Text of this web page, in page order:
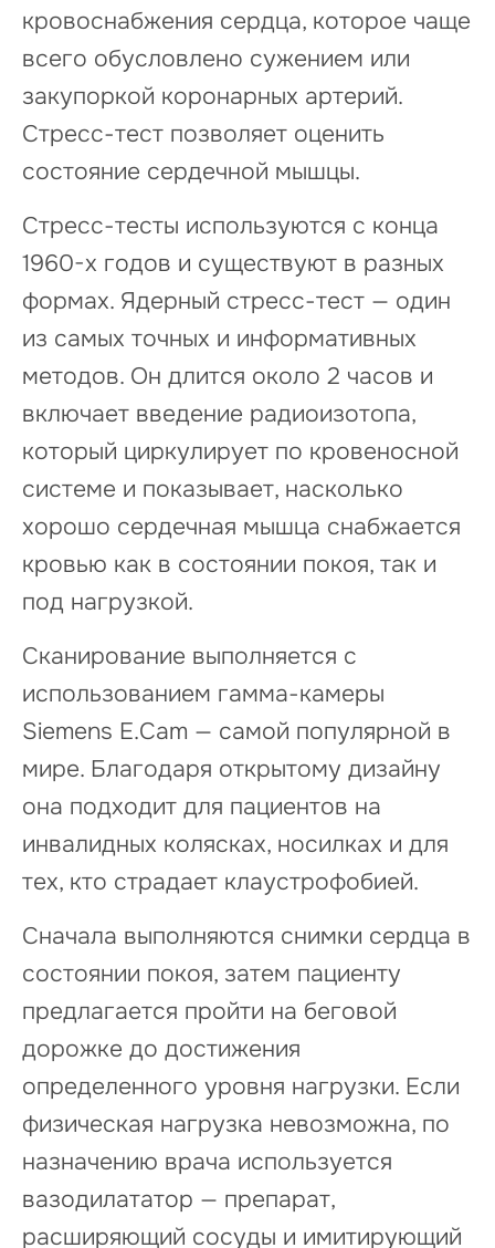
кровоснабжения сердца, которое чаще
всего обусловлено сужением или
закупоркой коронарных артерий.
Стресс-тест позволяет оценить
состояние сердечной мышцы.
Стресс-тесты используются с конца
1960-х годов и существуют в разных
формах. Ядерный стресс-тест — один
из самых точных и информативных
методов. Он длится около 2 часов и
включает введение радиоизотопа,
который циркулирует по кровеносной
системе и показывает, насколько
хорошо сердечная мышца снабжается
кровью как в состоянии покоя, так и
под нагрузкой.
Сканирование выполняется с
использованием гамма-камеры
Siemens E.Cam — самой популярной в
мире. Благодаря открытому дизайну
она подходит для пациентов на
инвалидных колясках, носилках и для
тех, кто страдает клаустрофобией.
Сначала выполняются снимки сердца в
состоянии покоя, затем пациенту
предлагается пройти на беговой
дорожке до достижения
определенного уровня нагрузки. Если
физическая нагрузка невозможна, по
назначению врача используется
вазодилататор — препарат,
расширяющий сосуды и имитирующий